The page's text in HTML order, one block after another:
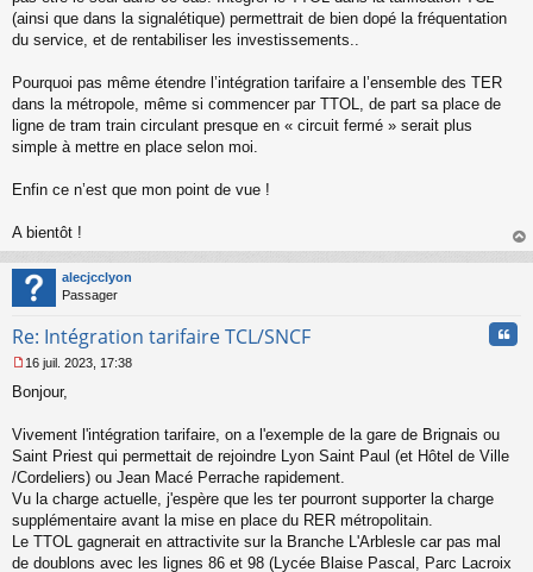
(ainsi que dans la signalétique) permettrait de bien dopé la fréquentation
du service, et de rentabiliser les investissements..
Pourquoi pas même étendre l’intégration tarifaire a l’ensemble des TER
dans la métropole, même si commencer par TTOL, de part sa place de
ligne de tram train circulant presque en « circuit fermé » serait plus
simple à mettre en place selon moi.
Enfin ce n’est que mon point de vue !
A bientôt !
au
alecjcclyon
Passager
Re: Intégration tarifaire TCL/SNCF
e
s
a
g
e
n
o
n
16 juil. 2023, 17:38
Bonjour,
Vivement l'intégration tarifaire, on a l'exemple de la gare de Brignais ou
Saint Priest qui permettait de rejoindre Lyon Saint Paul (et Hôtel de Ville
/Cordeliers) ou Jean Macé Perrache rapidement.
Vu la charge actuelle, j'espère que les ter pourront supporter la charge
supplémentaire avant la mise en place du RER métropolitain.
Le TTOL gagnerait en attractivite sur la Branche L'Arblesle car pas mal
de doublons avec les lignes 86 et 98 (Lycée Blaise Pascal, Parc Lacroix